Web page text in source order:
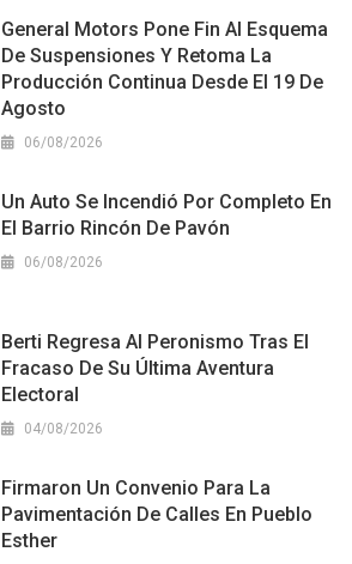
General Motors Pone Fin Al Esquema
De Suspensiones Y Retoma La
Producción Continua Desde El 19 De
Agosto
06/08/2026
Un Auto Se Incendió Por Completo En
El Barrio Rincón De Pavón
06/08/2026
Berti Regresa Al Peronismo Tras El
Fracaso De Su Última Aventura
Electoral
04/08/2026
Firmaron Un Convenio Para La
Pavimentación De Calles En Pueblo
Esther